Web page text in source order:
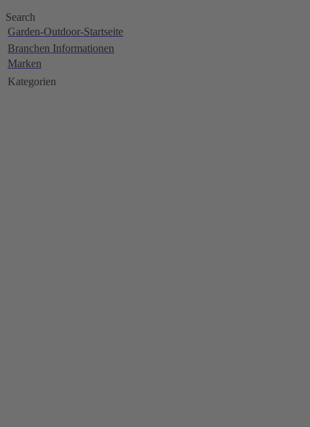
Search
Garden-Outdoor-Startseite
Branchen Informationen
Marken
Kategorien